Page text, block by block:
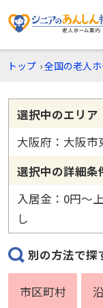
トップ ›全国の老人
選択中のエリア
大阪府：大阪市
選択中の詳細条
入居金：0円〜
し
別の方法で探
市区町村